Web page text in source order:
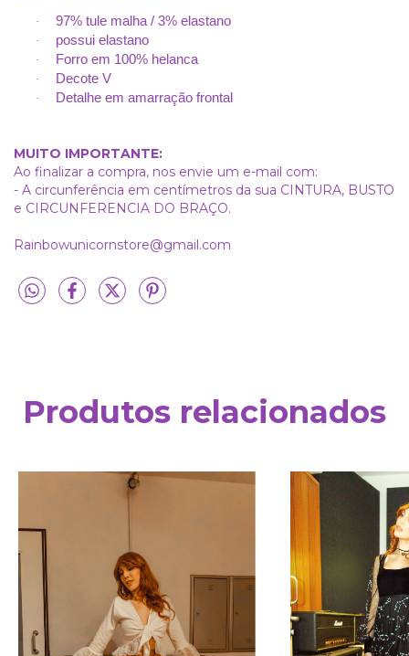
· 97% tule malha / 3% elastano
· possui elastano
· Forro em 100% helanca
· Decote V
· Detalhe em amarração frontal
MUITO IMPORTANTE:
Ao finalizar a compra, nos envie um e-mail com:
- A circunferência em centímetros da sua CINTURA, BUSTO
e CIRCUNFERENCIA DO BRAÇO.
Rainbowunicornstore@gmail.com
Produtos relacionados